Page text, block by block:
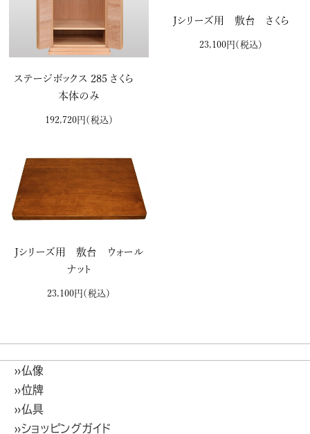
ステージボックス 285 さくら
本体のみ
192,720円 （税込）
Ｊシリーズ用 敷台 さくら
23,100円 （税込）
Ｊシリーズ用 敷台 ウォール
ナット
23,100円 （税込）
»仏像
»位牌
»仏具
»ショッピングガイド